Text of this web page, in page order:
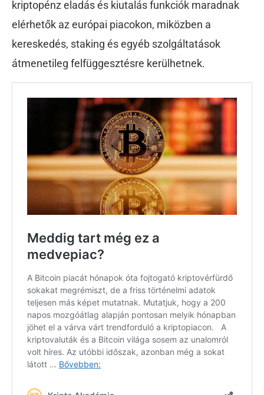
kriptopénz eladás és kiutalás funkciók maradnak
elérhetők az európai piacokon, miközben a
kereskedés, staking és egyéb szolgáltatások
átmenetileg felfüggesztésre kerülhetnek.